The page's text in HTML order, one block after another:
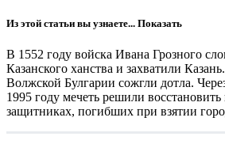
Из этой статьи вы узнаете... Показать
В 1552 году войска Ивана Грозного
Казанского ханства и захватили
Волжской Булгарии сожгли дотла.
1995 году мечеть решили восстановить
защитниках, погибших при взятии